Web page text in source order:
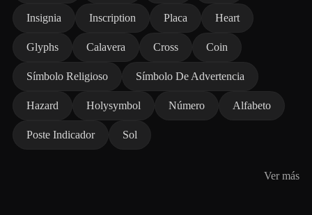
Insignia Inscription Placa Heart
Glyphs Calavera Cross Coin
Símbolo Religioso Símbolo De Advertencia
Hazard Holysymbol Número Alfabeto
Poste Indicador Sol
Ver más